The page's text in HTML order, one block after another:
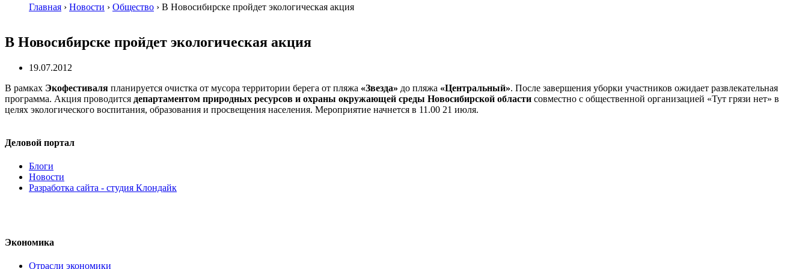
Главная › Новости › Общество › В Новосибирске пройдет экологическая акция
В Новосибирске пройдет экологическая акция
19.07.2012
В рамках Экофестиваля планируется очистка от мусора территории берега от пляжа «Звезда» до пляжа «Центральный». После завершения уборки участников ожидает развлекательная
программа. Акция проводится департаментом природных ресурсов и охраны окружающей среды Новосибирской области совместно с общественной организацией «Тут грязи нет» в
целях экологического воспитания, образования и просвещения населения. Мероприятие начнется в 11.00 21 июля.
Деловой портал
Блоги
Новости
Разработка сайта - студия Клондайк
Экономика
Отрасли экономики